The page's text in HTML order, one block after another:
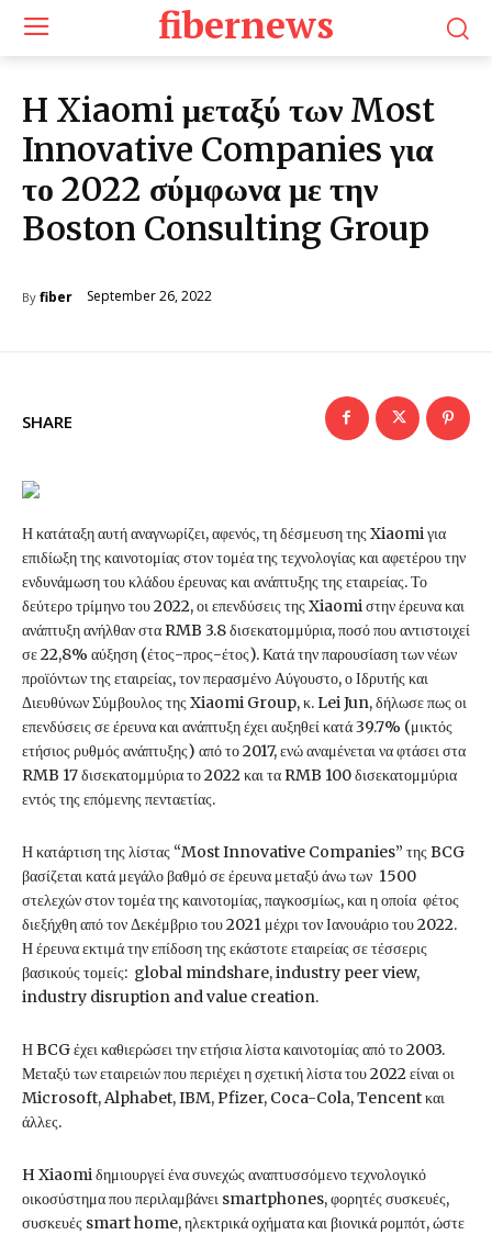
fibernews
H Xiaomi μεταξύ των Most
Innovative Companies για
το 2022 σύμφωνα με την
Boston Consulting Group
By fiber September 26, 2022
SHARE
Η κατάταξη αυτή αναγνωρίζει, αφενός, τη δέσμευση της Xiaomi για
επιδίωξη της καινοτομίας στον τομέα της τεχνολογίας και αφετέρου την
ενδυνάμωση του κλάδου έρευνας και ανάπτυξης της εταιρείας. Το
δεύτερο τρίμηνο του 2022, οι επενδύσεις της Xiaomi στην έρευνα και
ανάπτυξη ανήλθαν στα RMB 3.8 δισεκατομμύρια, ποσό που αντιστοιχεί
σε 22,8% αύξηση (έτος-προς-έτος). Κατά την παρουσίαση των νέων
προϊόντων της εταιρείας, τον περασμένο Αύγουστο, ο Ιδρυτής και
Διευθύνων Σύμβουλος της Xiaomi Group, κ. Lei Jun, δήλωσε πως οι
επενδύσεις σε έρευνα και ανάπτυξη έχει αυξηθεί κατά 39.7% (μικτός
ετήσιος ρυθμός ανάπτυξης) από το 2017, ενώ αναμένεται να φτάσει στα
RMB 17 δισεκατομμύρια το 2022 και τα RMB 100 δισεκατομμύρια
εντός της επόμενης πενταετίας.
Η κατάρτιση της λίστας “Most Innovative Companies” της BCG
βασίζεται κατά μεγάλο βαθμό σε έρευνα μεταξύ άνω των 1500
στελεχών στον τομέα της καινοτομίας, παγκοσμίως, και η οποία φέτος
διεξήχθη από τον Δεκέμβριο του 2021 μέχρι τον Ιανουάριο του 2022.
Η έρευνα εκτιμά την επίδοση της εκάστοτε εταιρείας σε τέσσερις
βασικούς τομείς: global mindshare, industry peer view,
industry disruption and value creation.
Η BCG έχει καθιερώσει την ετήσια λίστα καινοτομίας από το 2003.
Μεταξύ των εταιρειών που περιέχει η σχετική λίστα του 2022 είναι οι
Microsoft, Alphabet, IBM, Pfizer, Coca-Cola, Tencent και
άλλες.
H Xiaomi δημιουργεί ένα συνεχώς αναπτυσσόμενο τεχνολογικό
οικοσύστημα που περιλαμβάνει smartphones, φορητές συσκευές,
συσκευές smart home, ηλεκτρικά οχήματα και βιονικά ρομπότ, ώστε